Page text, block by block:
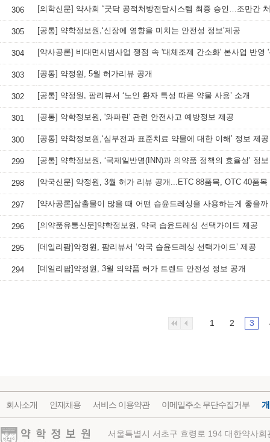
306
305 [공통] 약학정보원,‘신장에 영향을 미치는 안전성 정보’제공
304 [약사공론] 비대면시범사업 쟁점 속 '대체조제 간소화' 본사업 반영
303 [공통] 약정원, 5월 허가리뷰 공개
302 [공통] 약정원, 팜리뷰서 ‘노인 환자 특성 따른 약물 사용’ 소개
301 [공통] 약학정보원, '와파린' 관련 안전사고 예방정보 제공
300 [공통] 약학정보원,‘심부전과 표준치료 약물에 대한 이해’ 정보 제공
299 [공통] 약학정보원, ‘국제일반명(INN)과 의약품 정책의 효율성’ 정
298 [약국신문] 약정원, 3월 허가 리뷰 공개...ETC 88품목, OTC 40품목
297 [약사공론]삼출물이 많을 때 어떤 습윤드레싱을 사용하는게 좋을까
296 [의약품유통신문]약학정보원, 약국 습윤드레싱 선택가이드 제공
295 [데일리팜]약정원, 팜리뷰서 ‘약국 습윤드레싱 선택가이드’ 제공
294 [데일리팜]약정원, 3월 의약품 허가 트렌드 안전성 정보 공개
1 2 3
회사소개 인재채용 서비스 이용약관 이메일주소 무단수집거부
약학정보원
서울특별시 서초구 효령로 194 대한약사